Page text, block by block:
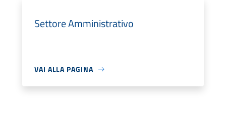
Settore Amministrativo
VAI ALLA PAGINA